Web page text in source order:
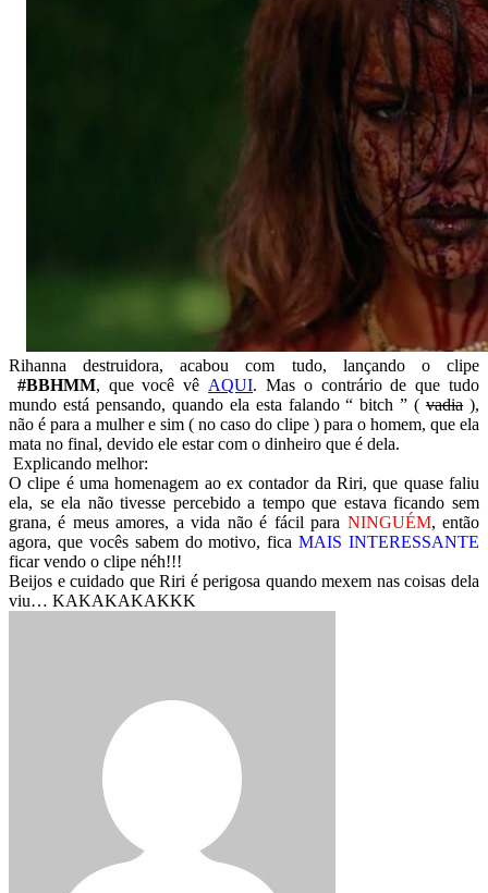
Rihanna destruidora, acabou com tudo, lançando o clipe
#BBHMM, que você vê AQUI. Mas o contrário de que tudo
mundo está pensando, quando ela esta falando “ bitch ” (vadia ),
não é para a mulher e sim ( no caso do clipe ) para o homem, que ela
mata no final, devido ele estar com o dinheiro que é dela.
Explicando melhor:
O clipe é uma homenagem ao ex contador da Riri, que quase faliu
ela, se ela não tivesse percebido a tempo que estava ficando sem
grana, é meus amores, a vida não é fácil para NINGUÉM, então
agora, que vocês sabem do motivo, ficaMAIS INTERESSANTE
ficar vendo o clipe néh!!!
Beijos e cuidado que Riri é perigosa quando mexem nas coisas dela
viu… KAKAKAKAKKK